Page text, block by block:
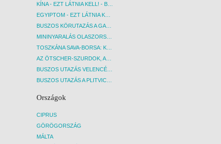
KÍNA - EZT LÁTNIA KELL! - BUDAPEST, REPÜLŐ
EGYIPTOM - EZT LÁTNIA KELL! - BUDAPEST, REPÜLŐ
BUSZOS KÖRUTAZÁS A GARDA-TÓ KÖRNYÉKÉN - BUDAPEST, BUSZ
MININYARALÁS OLASZORSZÁGBAN: ÉSZAK-OLASZ GYÖNGYSZEMEK NYOMÁBAN - BUDAPEST, BUSZ
TOSZKÁNA SAVA-BORSA: KÓSTOLÓK ÉS KULTURÁLIS UTAZÁS - BUDAPEST, BUSZ
AZ ÖTSCHER-SZURDOK, AUSZTRIA GRAND CANYONJA - BUDAPEST, BUSZ
BUSZOS UTAZÁS VELENCÉBE - BUDAPEST, BUSZ
BUSZOS UTAZÁS A PLITVICEI-TAVAK NEMZETI PARKBA - BUDAPEST, BUSZ
Országok
CIPRUS
GÖRÖGORSZÁG
MÁLTA